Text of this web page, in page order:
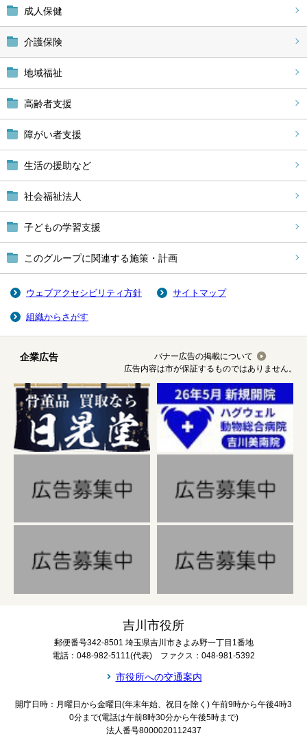
成人保健
介護保険
地域福祉
高齢者支援
障がい者支援
生活の援助など
社会福祉法人
子どもの学習支援
このグループに関連する施策・計画
ウェブアクセシビリティ方針 サイトマップ
組織からさがす
企業広告
バナー広告の掲載について
広告内容は市が保証するものではありません。
吉川市役所
郵便番号342-8501 埼玉県吉川市きよみ野一丁目1番地
電話：048-982-5111(代表) ファクス：048-981-5392
市役所への交通案内
開庁日時：月曜日から金曜日(年末年始、祝日を除く) 午前9時から午後4時3
0分まで(電話は午前8時30分から午後5時まで)
法人番号8000020112437